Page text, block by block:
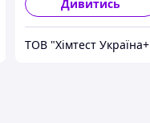
Дивитись
ТОВ "Хімтест